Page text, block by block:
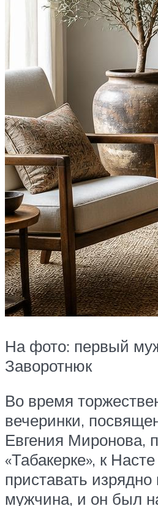
На фото: первый
Заворотнюк
Во время
вечеринки,
Евгения Миронова,
«Табакерке», к
приставать
мужчина, и он был